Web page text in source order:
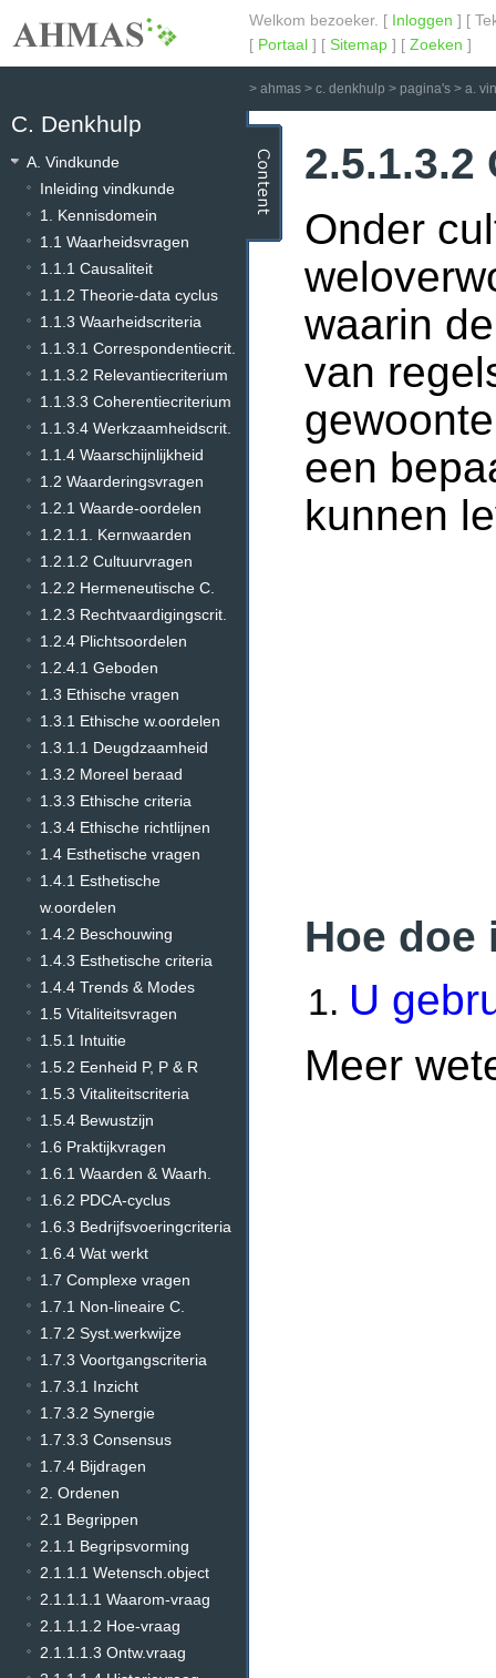
Welkom bezoeker. [ Inloggen ] [
[ Portaal ] [ Sitemap ] [ Zoeken ]
> ahmas > c. denkhulp > pagina's > a.
C. Denkhulp
A. Vindkunde
Inleiding vindkunde
1. Kennisdomein
1.1 Waarheidsvragen
1.1.1 Causaliteit
1.1.2 Theorie-data cyclus
1.1.3 Waarheidscriteria
1.1.3.1 Correspondentiecrit.
1.1.3.2 Relevantiecriterium
1.1.3.3 Coherentiecriterium
1.1.3.4 Werkzaamheidscrit.
1.1.4 Waarschijnlijkheid
1.2 Waarderingsvragen
1.2.1 Waarde-oordelen
1.2.1.1. Kernwaarden
1.2.1.2 Cultuurvragen
1.2.2 Hermeneutische C.
1.2.3 Rechtvaardigingscrit.
1.2.4 Plichtsoordelen
1.2.4.1 Geboden
1.3 Ethische vragen
1.3.1 Ethische w.oordelen
1.3.1.1 Deugdzaamheid
1.3.2 Moreel beraad
1.3.3 Ethische criteria
1.3.4 Ethische richtlijnen
1.4 Esthetische vragen
1.4.1 Esthetische
w.oordelen
1.4.2 Beschouwing
1.4.3 Esthetische criteria
1.4.4 Trends & Modes
1.5 Vitaliteitsvragen
1.5.1 Intuitie
1.5.2 Eenheid P, P & R
1.5.3 Vitaliteitscriteria
1.5.4 Bewustzijn
1.6 Praktijkvragen
1.6.1 Waarden & Waarh.
1.6.2 PDCA-cyclus
1.6.3 Bedrijfsvoeringcriteria
1.6.4 Wat werkt
1.7 Complexe vragen
1.7.1 Non-lineaire C.
1.7.2 Syst.werkwijze
1.7.3 Voortgangscriteria
1.7.3.1 Inzicht
1.7.3.2 Synergie
1.7.3.3 Consensus
1.7.4 Bijdragen
2. Ordenen
2.1 Begrippen
2.1.1 Begripsvorming
2.1.1.1 Wetensch.object
2.1.1.1.1 Waarom-vraag
2.1.1.1.2 Hoe-vraag
2.1.1.1.3 Ontw.vraag
Onder
waarin
van
een
kunnen
Hoe doe
U
Meer